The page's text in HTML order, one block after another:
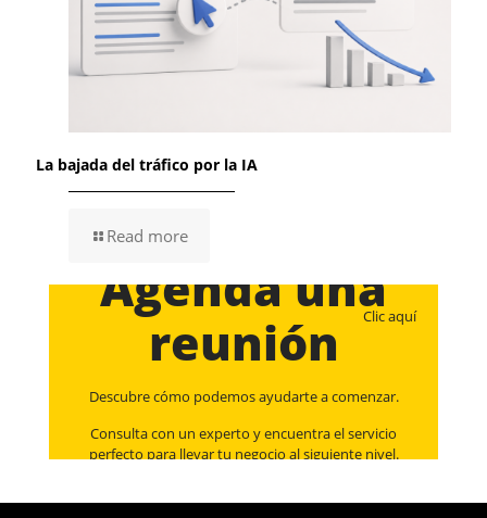
La bajada del tráfico por la IA
Read more
Clic aquí
Agenda una
reunión
Descubre cómo podemos ayudarte a comenzar.
Consulta con un experto y encuentra el servicio
perfecto para llevar tu negocio al siguiente nivel.